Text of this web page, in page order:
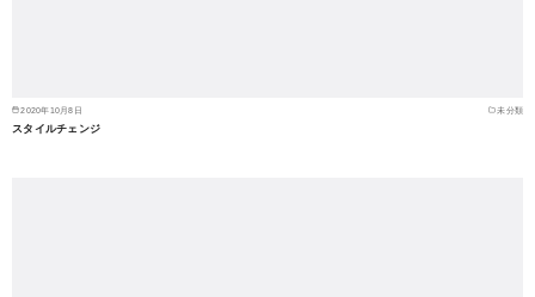
2020年10月8日 未分類
スタイルチェンジ